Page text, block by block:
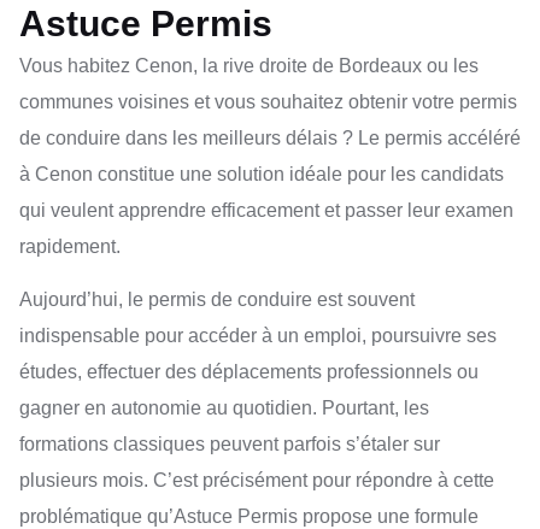
Astuce Permis
Vous habitez Cenon, la rive droite de Bordeaux ou les
communes voisines et vous souhaitez obtenir votre permis
de conduire dans les meilleurs délais ? Le permis accéléré
à Cenon constitue une solution idéale pour les candidats
qui veulent apprendre efficacement et passer leur examen
rapidement.
Aujourd’hui, le permis de conduire est souvent
indispensable pour accéder à un emploi, poursuivre ses
études, effectuer des déplacements professionnels ou
gagner en autonomie au quotidien. Pourtant, les
formations classiques peuvent parfois s’étaler sur
plusieurs mois. C’est précisément pour répondre à cette
problématique qu’Astuce Permis propose une formule